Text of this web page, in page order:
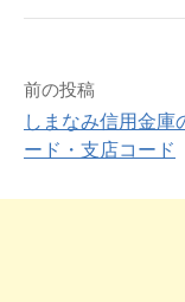
投
稿
前の投稿
しまなみ信用金庫
ード・支店コード